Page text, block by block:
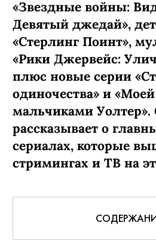
КИНО И СЕРИАЛЫ
Что смотреть
неделе: новый
Лассо», хоррор
дом» и
Мерфи